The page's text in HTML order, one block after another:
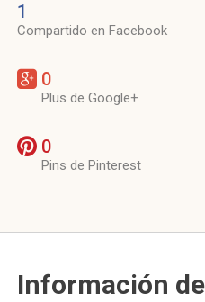
1
Compartido en Facebook
0
Plus de Google+
0
Pins de Pinterest
Información